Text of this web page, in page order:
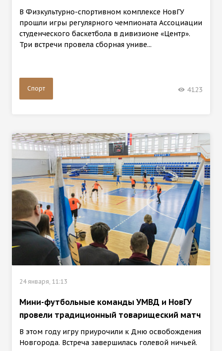
В Физкультурно-спортивном комплексе НовГУ
прошли игры регулярного чемпионата Ассоциации
студенческого баскетбола в дивизионе «Центр».
Три встречи провела сборная униве...
Спорт 4123
24 января, 11:13
Мини-футбольные команды УМВД и НовГУ
провели традиционный товарищеский матч
В этом году игру приурочили к Дню освобождения
Новгорода. Встреча завершилась голевой ничьей.